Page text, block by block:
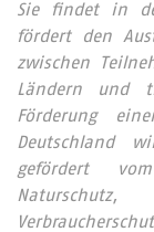
Sie findet in
fördert den
zwischen
Ländern und
Förderung
Deutschland
gefördert